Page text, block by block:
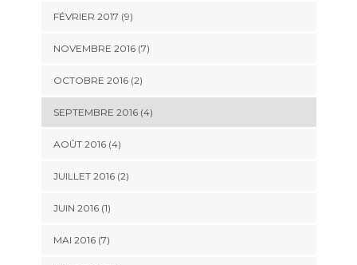
FÉVRIER 2017 (9)
NOVEMBRE 2016 (7)
OCTOBRE 2016 (2)
SEPTEMBRE 2016 (4)
AOÛT 2016 (4)
JUILLET 2016 (2)
JUIN 2016 (1)
MAI 2016 (7)